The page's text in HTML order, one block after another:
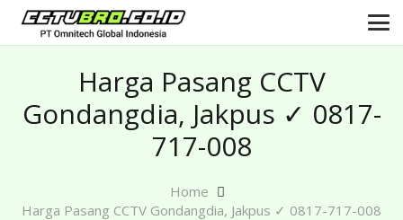
Harga Pasang CCTV
Gondangdia, Jakpus ✓ 0817-
717-008
Home
Harga Pasang CCTV Gondangdia, Jakpus ✓ 0817-717-008